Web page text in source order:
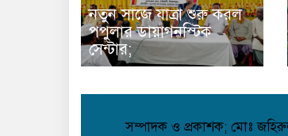
নতুন সাজে যাত্রা শুরু করল
পপুলার ডায়াগনস্টিক
সেন্টার;
সম্পাদক ও প্রকাশক; মোঃ